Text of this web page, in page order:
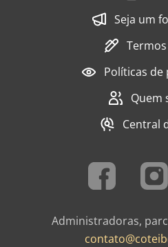
Seja um
Políticas de
Quem
Central
Administradoras,